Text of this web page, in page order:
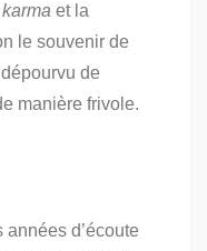
karma et la
le souvenir de
de
manière frivole.
d’écoute